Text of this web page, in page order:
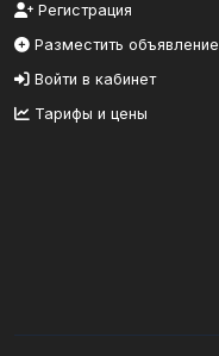
Регистрация
Разместить объявление
Войти в кабинет
Тарифы и цены